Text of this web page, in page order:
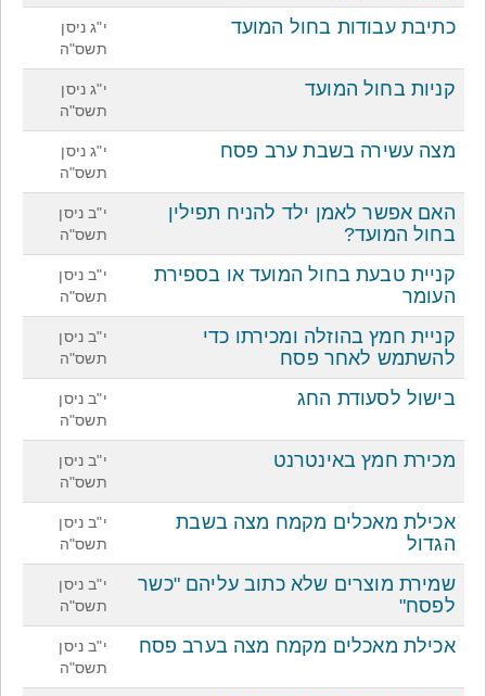
כתיבת עבודות בחול המועד
י"ג ניסן
תשס"ה
קניות בחול המועד
י"ג ניסן
תשס"ה
מצה עשירה בשבת ערב פסח
י"ג ניסן
תשס"ה
האם אפשר לאמן ילד להניח תפילין
בחול המועד?
י"ב ניסן
תשס"ה
קניית טבעת בחול המועד או בספירת
העומר
י"ב ניסן
תשס"ה
קניית חמץ בהוזלה ומכירתו כדי
להשתמש לאחר פסח
י"ב ניסן
תשס"ה
בישול לסעודת החג
י"ב ניסן
תשס"ה
מכירת חמץ באינטרנט
י"ב ניסן
תשס"ה
אכילת מאכלים מקמח מצה בשבת
הגדול
י"ב ניסן
תשס"ה
שמירת מוצרים שלא כתוב עליהם "כשר
לפסח"
י"ב ניסן
תשס"ה
אכילת מאכלים מקמח מצה בערב פסח
י"ב ניסן
תשס"ה